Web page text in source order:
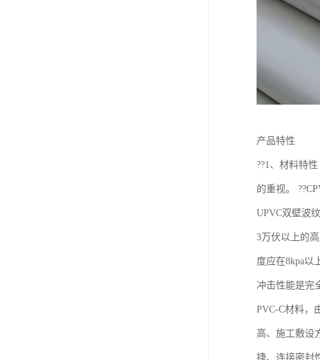
产品特性
??1、材料特
的重视。
UPVC双壁波
3万伏以上的
度应在8kpa以
冲击性能是完
PVC-C材料，
高、施工敷设
捷、连接密封